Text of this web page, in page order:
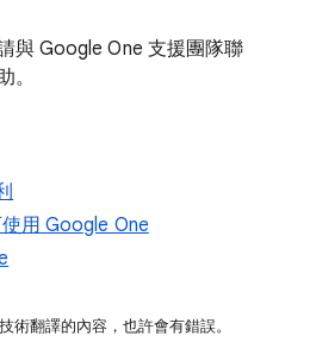
與 Google One 支援團隊聯
。
用 Google One
術翻譯的內容，也許會有錯誤。